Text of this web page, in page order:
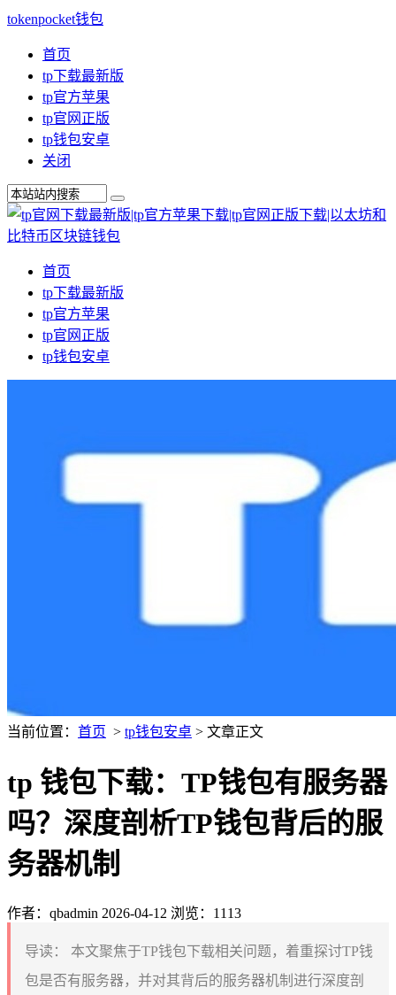
tokenpocket钱包
首页
tp下载最新版
tp官方苹果
tp官网正版
tp钱包安卓
关闭
首页
tp下载最新版
tp官方苹果
tp官网正版
tp钱包安卓
当前位置： 首页 > tp钱包安卓 > 文章正文
tp 钱包下载：TP钱包有服务器
吗？深度剖析TP钱包背后的服
务器机制
作者：qbadmin 2026-04-12 浏览：1113
导读：
本文聚焦于TP钱包下载相关问题，着重探讨TP钱
包是否有服务器，并对其背后的服务器机制进行深度剖